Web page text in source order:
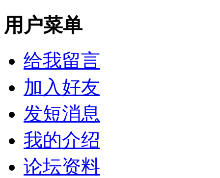
用户菜单
给我留言
加入好友
发短消息
我的介绍
论坛资料